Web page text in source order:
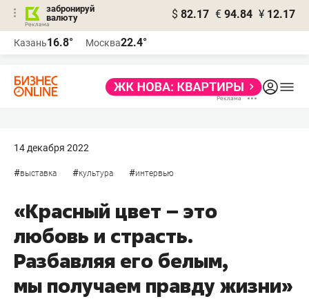
забронируй
валюту
$ 82.17 € 94.84 ¥ 12.17
Казань16.8° Москва22.4°
14 декабря 2022
#выставка #культура #интервью
«Красный цвет – это
любовь и страсть.
Разбавляя его белым,
мы получаем правду жизни»